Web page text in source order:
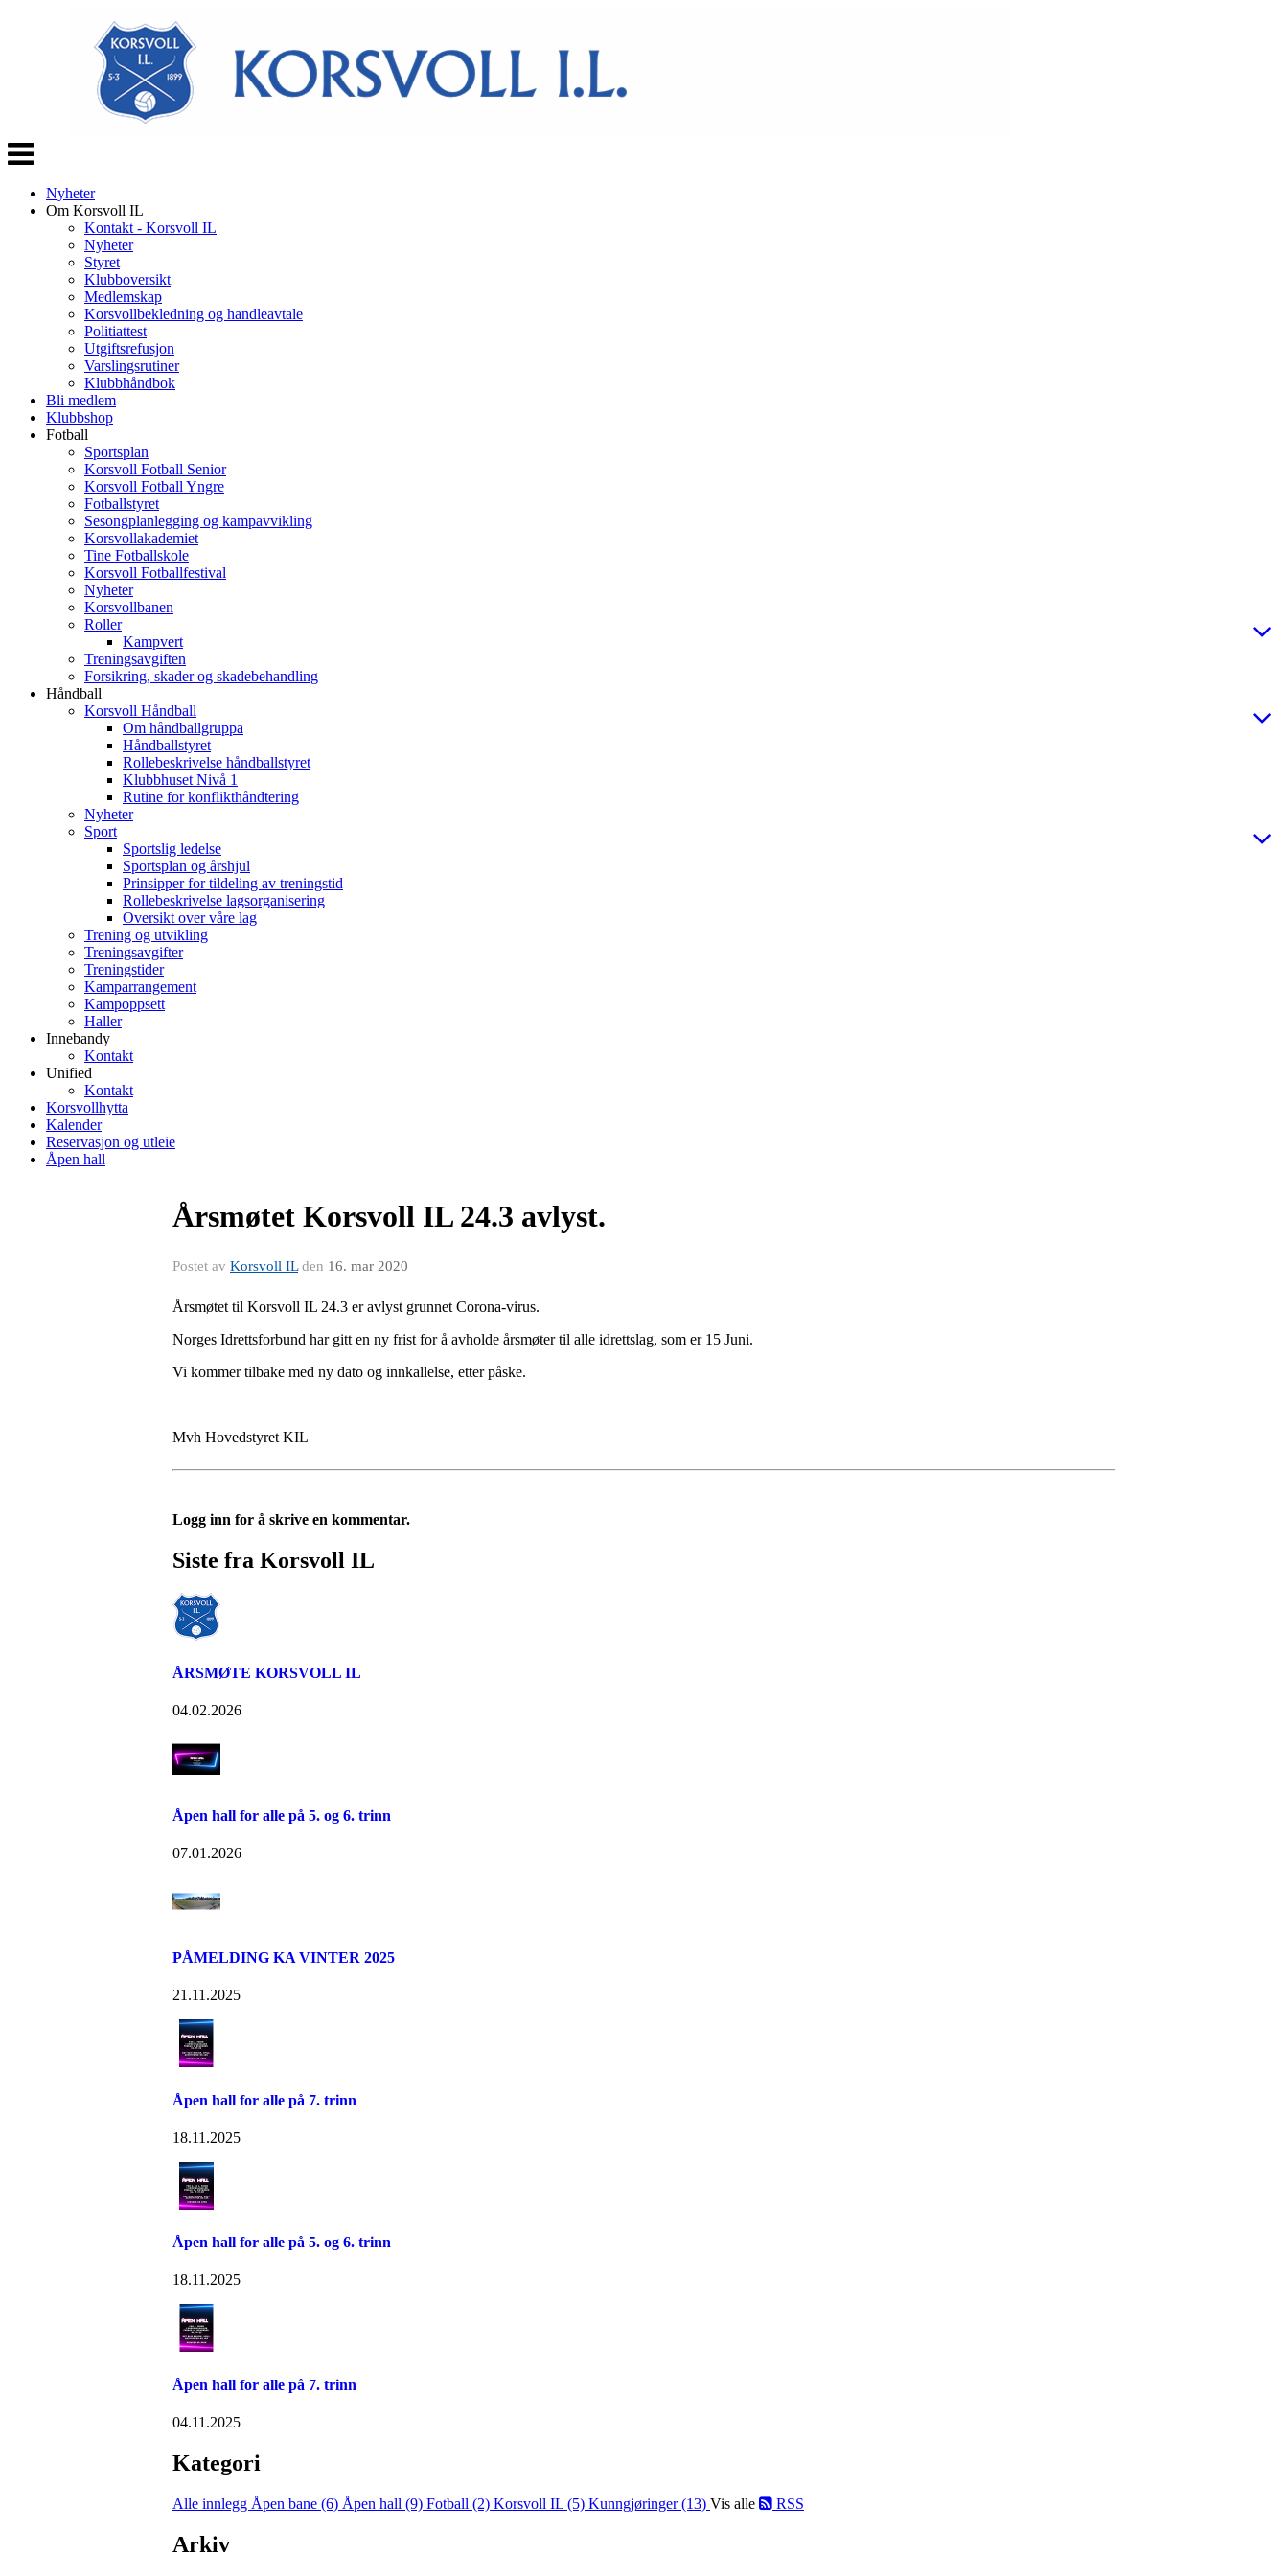
Veksle
navigasjon
Nyheter
Om Korsvoll IL
Kontakt - Korsvoll IL
Nyheter
Styret
Klubboversikt
Medlemskap
Korsvollbekledning og handleavtale
Politiattest
Utgiftsrefusjon
Varslingsrutiner
Klubbhåndbok
Bli medlem
Klubbshop
Fotball
Sportsplan
Korsvoll Fotball Senior
Korsvoll Fotball Yngre
Fotballstyret
Sesongplanlegging og kampavvikling
Korsvollakademiet
Tine Fotballskole
Korsvoll Fotballfestival
Nyheter
Korsvollbanen
Roller
Kampvert
Treningsavgiften
Forsikring, skader og skadebehandling
Håndball
Korsvoll Håndball
Om håndballgruppa
Håndballstyret
Rollebeskrivelse håndballstyret
Klubbhuset Nivå 1
Rutine for konflikthåndtering
Nyheter
Sport
Sportslig ledelse
Sportsplan og årshjul
Prinsipper for tildeling av treningstid
Rollebeskrivelse lagsorganisering
Oversikt over våre lag
Trening og utvikling
Treningsavgifter
Treningstider
Kamparrangement
Kampoppsett
Haller
Innebandy
Kontakt
Unified
Kontakt
Korsvollhytta
Kalender
Reservasjon og utleie
Åpen hall
Årsmøtet Korsvoll IL 24.3 avlyst.
Postet av Korsvoll ILden 16. mar 2020
Årsmøtet til Korsvoll IL 24.3 er avlyst grunnet Corona-virus.
Norges Idrettsforbund har gitt en ny frist for å avholde årsmøter til alle idrettslag, som er 15 Juni.
Vi kommer tilbake med ny dato og innkallelse, etter påske.
Mvh Hovedstyret KIL
Logg inn for å skrive en kommentar.
Siste fra Korsvoll IL
ÅRSMØTE KORSVOLL IL
04.02.2026
Åpen hall for alle på 5. og 6. trinn
07.01.2026
PÅMELDING KA VINTER 2025
21.11.2025
Åpen hall for alle på 7. trinn
18.11.2025
Åpen hall for alle på 5. og 6. trinn
18.11.2025
Åpen hall for alle på 7. trinn
04.11.2025
Kategori
Alle innlegg Åpen bane (6) Åpen hall (9) Fotball (2) Korsvoll IL (5) Kunngjøringer (13) Vis alle RSS
Arkiv